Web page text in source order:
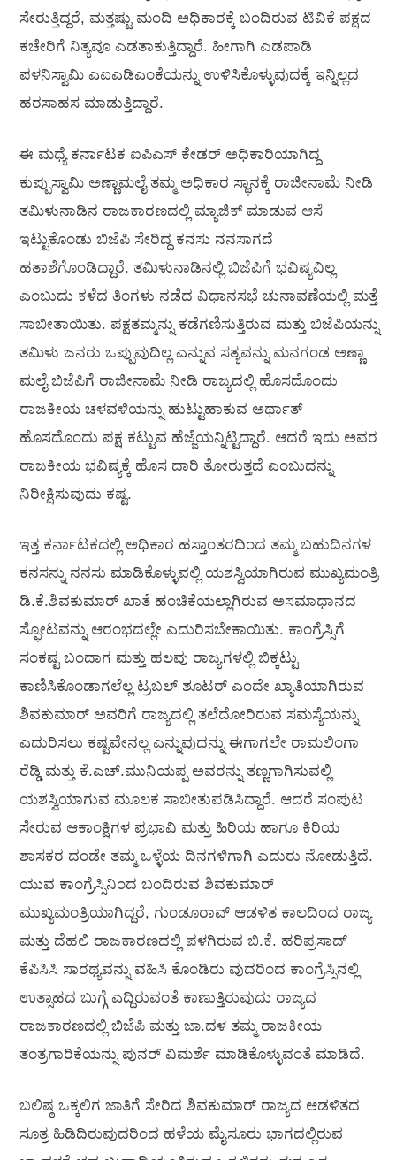
ಸೇರುತ್ತಿದ್ದರೆ, ಮತ್ತಷ್ಟು ಮಂದಿ ಅಧಿಕಾರಕ್ಕೆ ಬಂದಿರುವ ಟಿವಿಕೆ ಪಕ್ಷದ
ಕಚೇರಿಗೆ ನಿತ್ಯವೂ ಎಡತಾಕುತ್ತಿದ್ದಾರೆ. ಹೀಗಾಗಿ ಎಡಪಾಡಿ
ಪಳನಿಸ್ವಾಮಿ ಎಐಎಡಿಎಂಕೆಯನ್ನು ಉಳಿಸಿಕೊಳ್ಳುವುದಕ್ಕೆ ಇನ್ನಿಲ್ಲದ
ಹರಸಾಹಸ ಮಾಡುತ್ತಿದ್ದಾರೆ.
ಈ ಮಧ್ಯೆ ಕರ್ನಾಟಕ ಐಪಿಎಸ್ ಕೇಡರ್ ಅಧಿಕಾರಿಯಾಗಿದ್ದ
ಕುಪ್ಪುಸ್ವಾಮಿ ಅಣ್ಣಾಮಲೈ ತಮ್ಮ ಅಧಿಕಾರ ಸ್ಥಾನಕ್ಕೆ ರಾಜೀನಾಮೆ ನೀಡಿ
ತಮಿಳುನಾಡಿನ ರಾಜಕಾರಣದಲ್ಲಿ ಮ್ಯಾಜಿಕ್ ಮಾಡುವ ಆಸೆ
ಇಟ್ಟುಕೊಂಡು ಬಿಜೆಪಿ ಸೇರಿದ್ದ ಕನಸು ನನಸಾಗದೆ
ಹತಾಶೆಗೊಂಡಿದ್ದಾರೆ. ತಮಿಳುನಾಡಿನಲ್ಲಿ ಬಿಜೆಪಿಗೆ ಭವಿಷ್ಯವಿಲ್ಲ
ಎಂಬುದು ಕಳೆದ ತಿಂಗಳು ನಡೆದ ವಿಧಾನಸಭೆ ಚುನಾವಣೆಯಲ್ಲಿ ಮತ್ತೆ
ಸಾಬೀತಾಯಿತು. ಪಕ್ಷತಮ್ಮನ್ನು ಕಡೆಗಣಿಸುತ್ತಿರುವ ಮತ್ತು ಬಿಜೆಪಿಯನ್ನು
ತಮಿಳು ಜನರು ಒಪ್ಪುವುದಿಲ್ಲ ಎನ್ನುವ ಸತ್ಯವನ್ನು ಮನಗಂಡ ಅಣ್ಣಾ
ಮಲೈ ಬಿಜೆಪಿಗೆ ರಾಜೀನಾಮೆ ನೀಡಿ ರಾಜ್ಯದಲ್ಲಿ ಹೊಸದೊಂದು
ರಾಜಕೀಯ ಚಳವಳಿಯನ್ನು ಹುಟ್ಟುಹಾಕುವ ಅರ್ಥಾತ್
ಹೊಸದೊಂದು ಪಕ್ಷ ಕಟ್ಟುವ ಹೆಜ್ಜೆಯನ್ನಿಟ್ಟಿದ್ದಾರೆ. ಆದರೆ ಇದು ಅವರ
ರಾಜಕೀಯ ಭವಿಷ್ಯಕ್ಕೆ ಹೊಸ ದಾರಿ ತೋರುತ್ತದೆ ಎಂಬುದನ್ನು
ನಿರೀಕ್ಷಿಸುವುದು ಕಷ್ಟ.
ಇತ್ತ ಕರ್ನಾಟಕದಲ್ಲಿ ಅಧಿಕಾರ ಹಸ್ತಾಂತರದಿಂದ ತಮ್ಮ ಬಹುದಿನಗಳ
ಕನಸನ್ನು ನನಸು ಮಾಡಿಕೊಳ್ಳುವಲ್ಲಿ ಯಶಸ್ವಿಯಾಗಿರುವ ಮುಖ್ಯಮಂತ್ರಿ
ಡಿ.ಕೆ.ಶಿವಕುಮಾರ್ ಖಾತೆ ಹಂಚಿಕೆಯಲ್ಲಾಗಿರುವ ಅಸಮಾಧಾನದ
ಸ್ಫೋಟವನ್ನು ಆರಂಭದಲ್ಲೇ ಎದುರಿಸಬೇಕಾಯಿತು. ಕಾಂಗ್ರೆಸ್ಸಿಗೆ
ಸಂಕಷ್ಟ ಬಂದಾಗ ಮತ್ತು ಹಲವು ರಾಜ್ಯಗಳಲ್ಲಿ ಬಿಕ್ಕಟ್ಟು
ಕಾಣಿಸಿಕೊಂಡಾಗಲೆಲ್ಲ ಟ್ರಬಲ್ ಶೂಟರ್ ಎಂದೇ ಖ್ಯಾತಿಯಾಗಿರುವ
ಶಿವಕುಮಾರ್ ಅವರಿಗೆ ರಾಜ್ಯದಲ್ಲಿ ತಲೆದೋರಿರುವ ಸಮಸ್ಯೆಯನ್ನು
ಎದುರಿಸಲು ಕಷ್ಟವೇನಲ್ಲ ಎನ್ನುವುದನ್ನು ಈಗಾಗಲೇ ರಾಮಲಿಂಗಾ
ರೆಡ್ಡಿ ಮತ್ತು ಕೆ.ಎಚ್‌.ಮುನಿಯಪ್ಪ ಅವರನ್ನು ತಣ್ಣಗಾಗಿಸುವಲ್ಲಿ
ಯಶಸ್ವಿಯಾಗುವ ಮೂಲಕ ಸಾಬೀತುಪಡಿಸಿದ್ದಾರೆ. ಆದರೆ ಸಂಪುಟ
ಸೇರುವ ಆಕಾಂಕ್ಷಿಗಳ ಪ್ರಭಾವಿ ಮತ್ತು ಹಿರಿಯ ಹಾಗೂ ಕಿರಿಯ
ಶಾಸಕರ ದಂಡೇ ತಮ್ಮ ಒಳ್ಳೆಯ ದಿನಗಳಿಗಾಗಿ ಎದುರು ನೋಡುತ್ತಿದೆ.
ಯುವ ಕಾಂಗ್ರೆಸ್ಸಿನಿಂದ ಬಂದಿರುವ ಶಿವಕುಮಾರ್
ಮುಖ್ಯಮಂತ್ರಿಯಾಗಿದ್ದರೆ, ಗುಂಡೂರಾವ್ ಆಡಳಿತ ಕಾಲದಿಂದ ರಾಜ್ಯ
ಮತ್ತು ದೆಹಲಿ ರಾಜಕಾರಣದಲ್ಲಿ ಪಳಗಿರುವ ಬಿ.ಕೆ. ಹರಿಪ್ರಸಾದ್
ಕೆಪಿಸಿಸಿ ಸಾರಥ್ಯವನ್ನು ವಹಿಸಿ ಕೊಂಡಿರು ವುದರಿಂದ ಕಾಂಗ್ರೆಸ್ಸಿನಲ್ಲಿ
ಉತ್ಸಾಹದ ಬುಗ್ಗೆ ಎದ್ದಿರುವಂತೆ ಕಾಣುತ್ತಿರುವುದು ರಾಜ್ಯದ
ರಾಜಕಾರಣದಲ್ಲಿ ಬಿಜೆಪಿ ಮತ್ತು ಜಾ.ದಳ ತಮ್ಮ ರಾಜಕೀಯ
ತಂತ್ರಗಾರಿಕೆಯನ್ನು ಪುನರ್ ವಿಮರ್ಶೆ ಮಾಡಿಕೊಳ್ಳುವಂತೆ ಮಾಡಿದೆ.
ಬಲಿಷ್ಠ ಒಕ್ಕಲಿಗ ಜಾತಿಗೆ ಸೇರಿದ ಶಿವಕುಮಾರ್ ರಾಜ್ಯದ ಆಡಳಿತದ
ಸೂತ್ರ ಹಿಡಿದಿರುವುದರಿಂದ ಹಳೆಯ ಮೈಸೂರು ಭಾಗದಲ್ಲಿರುವ